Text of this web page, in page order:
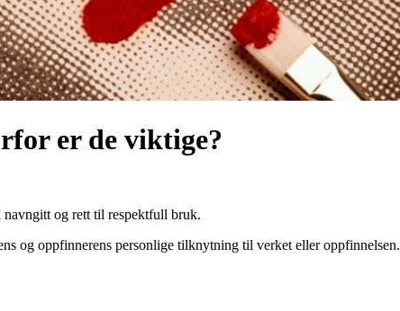
er de viktige?
og rett til respektfull bruk.
og oppfinnerens personlige tilknytning til verket eller oppfinnelsen.